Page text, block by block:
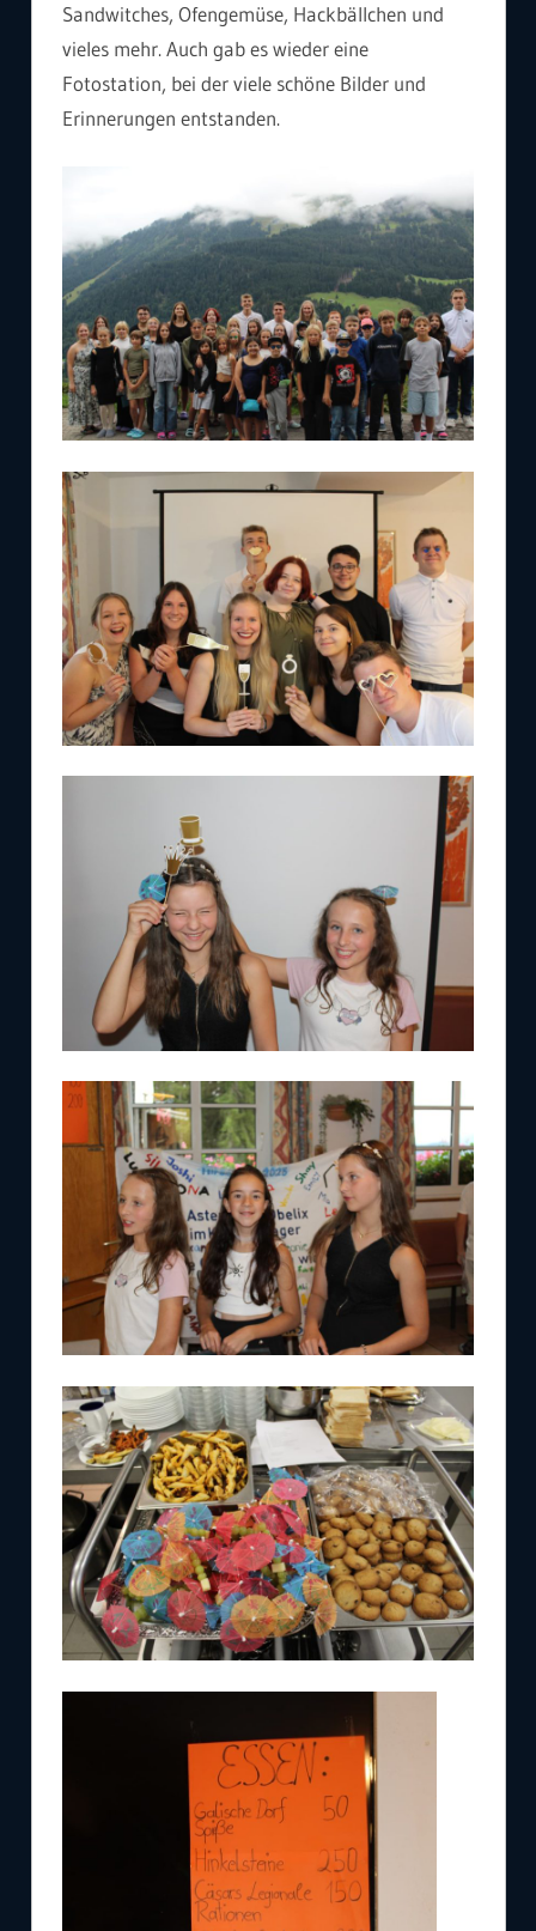
Sandwitches, Ofengemüse, Hackbällchen und
vieles mehr. Auch gab es wieder eine
Fotostation, bei der viele schöne Bilder und
Erinnerungen entstanden.